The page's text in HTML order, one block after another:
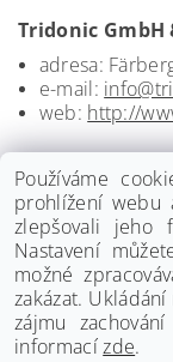
Tridonic GmbH
adresa:
e-mail:
web: http://
www.palmat.cz
Používáme
prohlížení webu
zlepšovali jeho
Nastavení
možné
zakázat.
zájmu
informacízde.